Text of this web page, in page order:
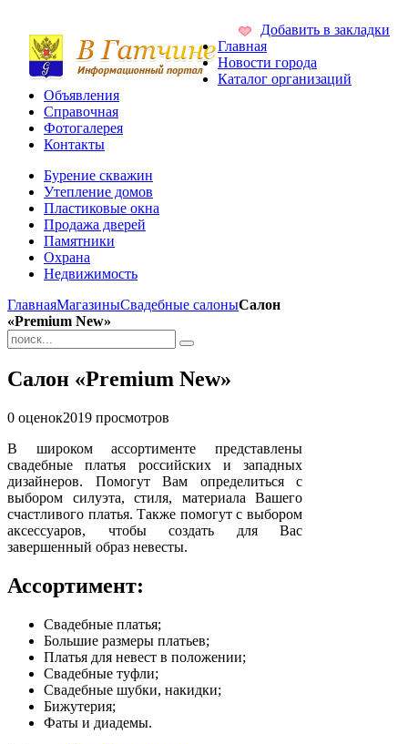
Добавить в закладки
Главная
Новости города
Каталог организаций
Объявления
Справочная
Фотогалерея
Контакты
Бурение скважин
Утепление домов
Пластиковые окна
Продажа дверей
Памятники
Охрана
Недвижимость
ГлавнаяМагазиныСвадебные салоныСалон
«Premium New»
Салон «Premium New»
0 оценок2019 просмотров
В широком ассортименте представлены
свадебные платья российских и западных
дизайнеров. Помогут Вам определиться с
выбором силуэта, стиля, материала Вашего
счастливого платья. Также помогут с выбором
аксессуаров, чтобы создать для Вас
завершенный образ невесты.
Ассортимент:
Свадебные платья;
Большие размеры платьев;
Платья для невест в положении;
Свадебные туфли;
Свадебные шубки, накидки;
Бижутерия;
Фаты и диадемы.